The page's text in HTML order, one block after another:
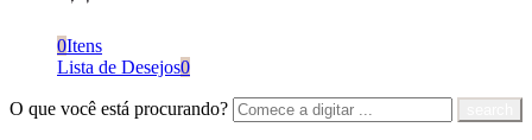
0Itens
Lista de Desejos0
O que você está procurando?